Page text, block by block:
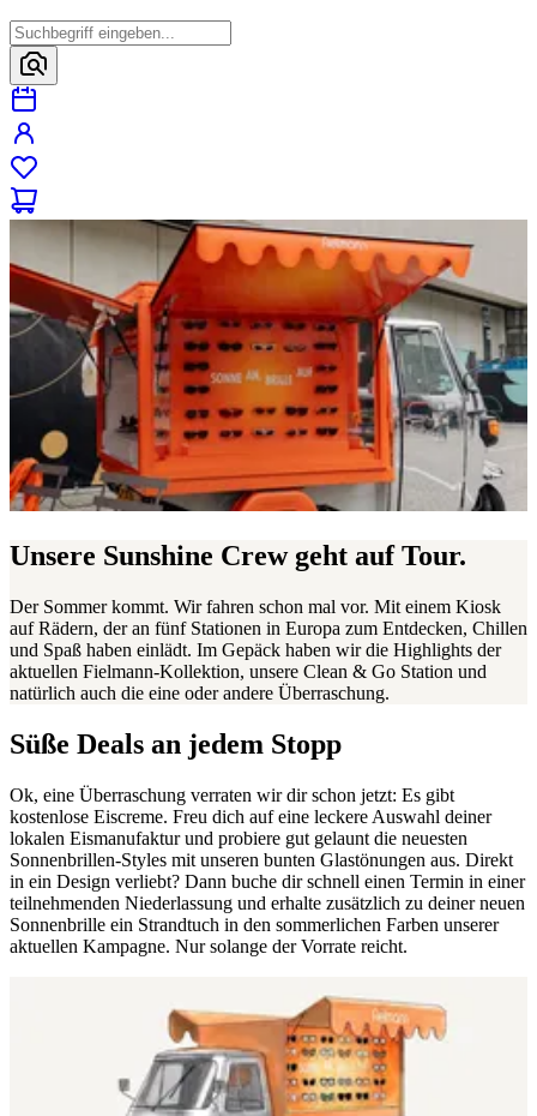
Unsere Sunshine Crew geht auf Tour.
Der Sommer kommt. Wir fahren schon mal vor. Mit einem Kiosk
auf Rädern, der an fünf Stationen in Europa zum Entdecken, Chillen
und Spaß haben einlädt. Im Gepäck haben wir die Highlights der
aktuellen Fielmann-Kollektion, unsere Clean & Go Station und
natürlich auch die eine oder andere Überraschung.
Süße Deals an jedem Stopp
Ok, eine Überraschung verraten wir dir schon jetzt: Es gibt
kostenlose Eiscreme. Freu dich auf eine leckere Auswahl deiner
lokalen Eismanufaktur und probiere gut gelaunt die neuesten
Sonnenbrillen-Styles mit unseren bunten Glastönungen aus. Direkt
in ein Design verliebt? Dann buche dir schnell einen Termin in einer
teilnehmenden Niederlassung und erhalte zusätzlich zu deiner neuen
Sonnenbrille ein Strandtuch in den sommerlichen Farben unserer
aktuellen Kampagne. Nur solange der Vorrate reicht.